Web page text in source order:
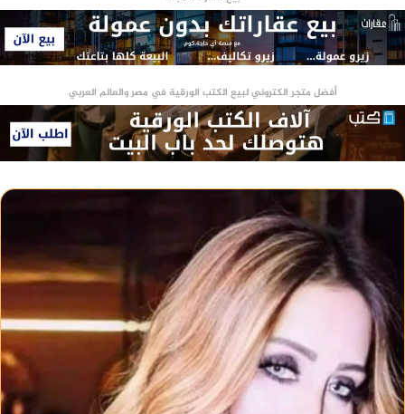
أفضل متجر الكتروني لبيع الكتب الورقية في مصر والعالم العربي